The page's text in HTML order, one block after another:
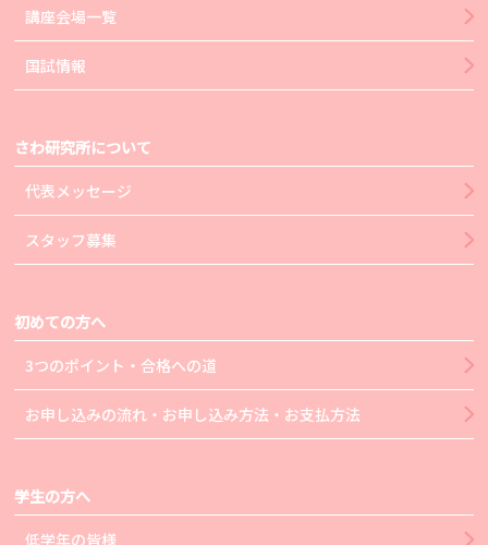
講座会場一覧
国試情報
さわ研究所について
代表メッセージ
スタッフ募集
初めての方へ
3つのポイント・合格への道
お申し込みの流れ・お申し込み方法・お支払方法
学生の方へ
低学年の皆様